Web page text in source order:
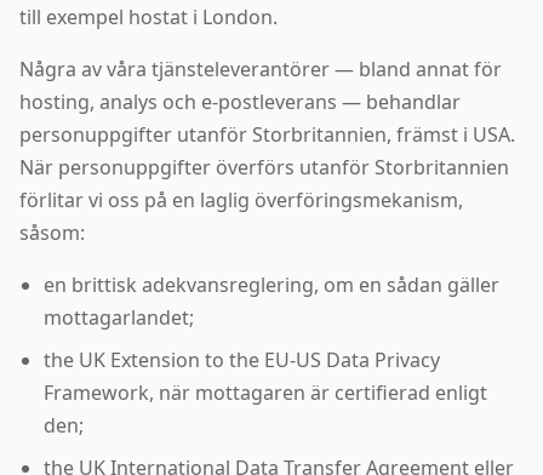
till exempel hostat i London.
Några av våra tjänsteleverantörer — bland annat för
hosting, analys och e-postleverans — behandlar
personuppgifter utanför Storbritannien, främst i USA.
När personuppgifter överförs utanför Storbritannien
förlitar vi oss på en laglig överföringsmekanism,
såsom:
en brittisk adekvansreglering, om en sådan gäller
mottagarlandet;
the UK Extension to the EU-US Data Privacy
Framework, när mottagaren är certifierad enligt
den;
the UK International Data Transfer Agreement eller